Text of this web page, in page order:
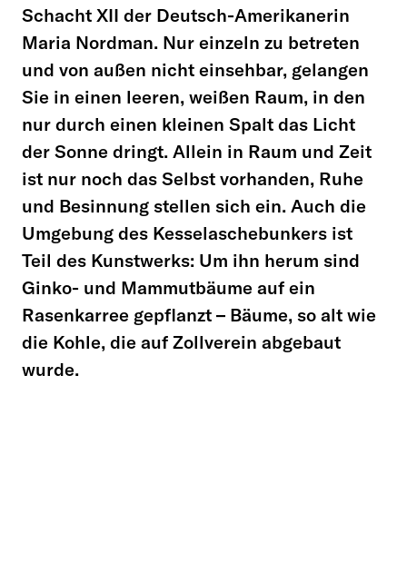
Schacht XII der Deutsch-Amerikanerin
Maria Nordman. Nur einzeln zu betreten
und von außen nicht einsehbar, gelangen
Sie in einen leeren, weißen Raum, in den
nur durch einen kleinen Spalt das Licht
der Sonne dringt. Allein in Raum und Zeit
ist nur noch das Selbst vorhanden, Ruhe
und Besinnung stellen sich ein. Auch die
Umgebung des Kesselaschebunkers ist
Teil des Kunstwerks: Um ihn herum sind
Ginko- und Mammutbäume auf ein
Rasenkarree gepflanzt – Bäume, so alt wie
die Kohle, die auf Zollverein abgebaut
wurde.